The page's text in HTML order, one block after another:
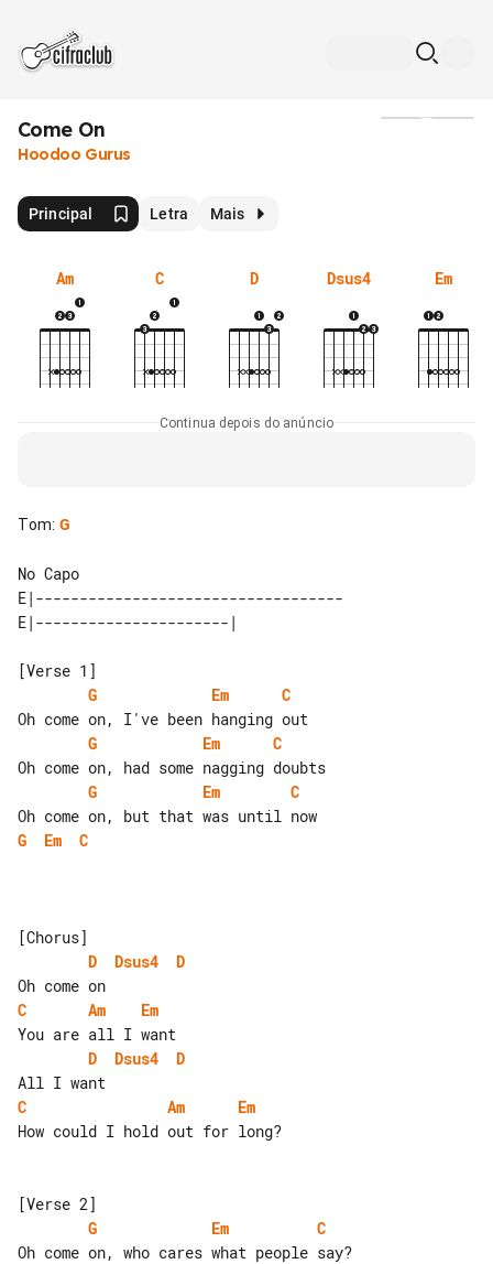
Come On
Hoodoo Gurus
Principal Letra Mais
Am C D Dsus4 Em
Continua depois do anúncio
Tom: G
No Capo
E|-----------------------------------
G
Em
C
G
Em
C
G
Em
C
G
Em C
D
Dsus4
D
C
Am
Em
D
Dsus4
D
C
Am
Em
How could I hold out for long?
G
Em
C